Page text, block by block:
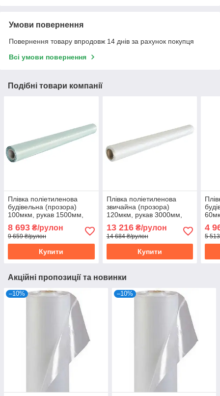
Умови повернення
Повернення товару впродовж 14 днів за рахунок покупця
Всі умови повернення
Подібні товари компанії
Плівка поліетиленова
будівельна (прозора)
100мкм, рукав 1500мм,
100м, Україна (10-946)
8 693 ₴/рулон
9 659 ₴/рулон
Купити
Плівка поліетиленова
звичайна (прозора)
120мкм, рукав 3000мм,
50м, Україна (10-943)
13 216₴/рулон
14 684 ₴/рулон
Купити
4
5
Акційні пропозиції та новинки
–10% –10%